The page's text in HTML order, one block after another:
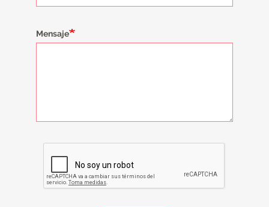
Mensaje